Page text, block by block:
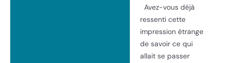
Avez-vous déjà
ressenti cette
impression étrange
de savoir ce qui
allait se passer